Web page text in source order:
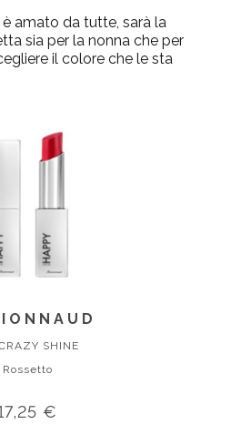
amato da tutte, sarà la
sia per la nonna che per
il colore che le sta
SHINE
Rossetto
€